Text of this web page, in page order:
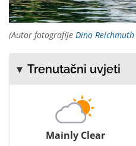
(Autor fotografije Dino Reichmuth
Trenutačni uvjeti
Mainly Clear